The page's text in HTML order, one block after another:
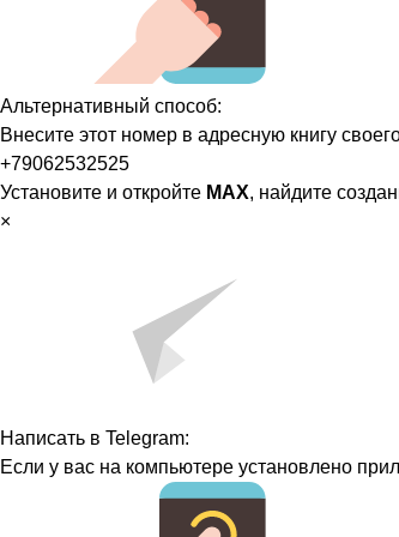
Альтернативный способ:
Внесите этот номер в адресную книгу
+79062532525
Установите и откройте MAX, найдите
×
Написать в Telegram:
Если у вас на компьютере установлено